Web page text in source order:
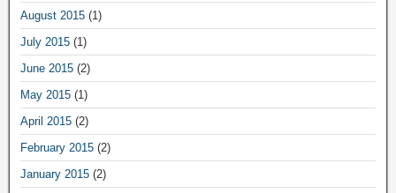
August 2015 (1)
July 2015 (1)
June 2015 (2)
May 2015 (1)
April 2015 (2)
February 2015 (2)
January 2015 (2)